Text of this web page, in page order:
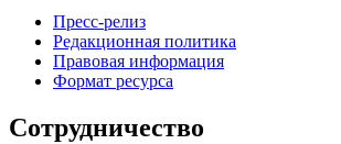
Пресс-релиз
Редакционная политика
Правовая информация
Формат ресурса
Сотрудничество